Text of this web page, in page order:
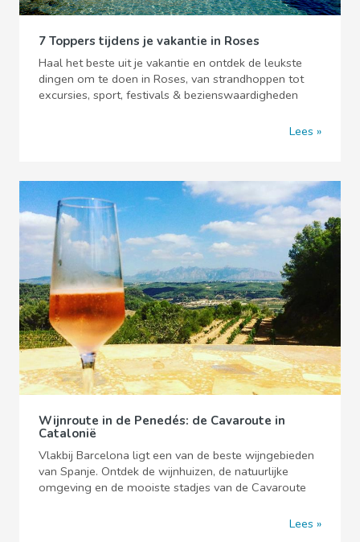
7 Toppers tijdens je vakantie in Roses
Haal het beste uit je vakantie en ontdek de leukste
dingen om te doen in Roses, van strandhoppen tot
excursies, sport, festivals & bezienswaardigheden
Lees
Wijnroute in de Penedés: de Cavaroute in
Catalonië
Vlakbij Barcelona ligt een van de beste wijngebieden
van Spanje. Ontdek de wijnhuizen, de natuurlijke
omgeving en de mooiste stadjes van de Cavaroute
Lees